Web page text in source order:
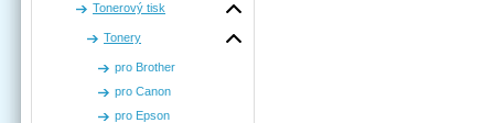
Tonerový tisk
Tonery
pro Brother
pro Canon
pro Epson